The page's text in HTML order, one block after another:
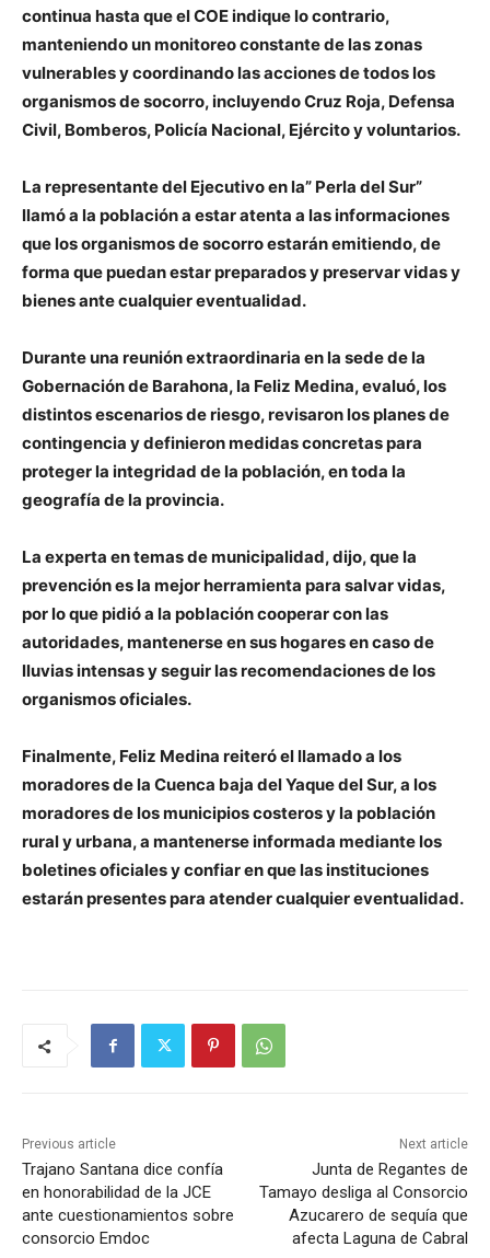
continua hasta que el COE indique lo contrario,
manteniendo un monitoreo constante de las zonas
vulnerables y coordinando las acciones de todos los
organismos de socorro, incluyendo Cruz Roja, Defensa
Civil, Bomberos, Policía Nacional, Ejército y voluntarios.
La representante del Ejecutivo en la” Perla del Sur”
llamó a la población a estar atenta a las informaciones
que los organismos de socorro estarán emitiendo, de
forma que puedan estar preparados y preservar vidas y
bienes ante cualquier eventualidad.
Durante una reunión extraordinaria en la sede de la
Gobernación de Barahona, la Feliz Medina, evaluó, los
distintos escenarios de riesgo, revisaron los planes de
contingencia y definieron medidas concretas para
proteger la integridad de la población, en toda la
geografía de la provincia.
La experta en temas de municipalidad, dijo, que la
prevención es la mejor herramienta para salvar vidas,
por lo que pidió a la población cooperar con las
autoridades, mantenerse en sus hogares en caso de
lluvias intensas y seguir las recomendaciones de los
organismos oficiales.
Finalmente, Feliz Medina reiteró el llamado a los
moradores de la Cuenca baja del Yaque del Sur, a los
moradores de los municipios costeros y la población
rural y urbana, a mantenerse informada mediante los
boletines oficiales y confiar en que las instituciones
estarán presentes para atender cualquier eventualidad.
Previous article
Trajano Santana dice confía
en honorabilidad de la JCE
ante cuestionamientos sobre
consorcio Emdoc
Next article
Junta de Regantes de
Tamayo desliga al Consorcio
Azucarero de sequía que
afecta Laguna de Cabral